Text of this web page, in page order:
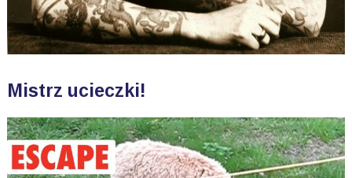
Mistrz ucieczki!